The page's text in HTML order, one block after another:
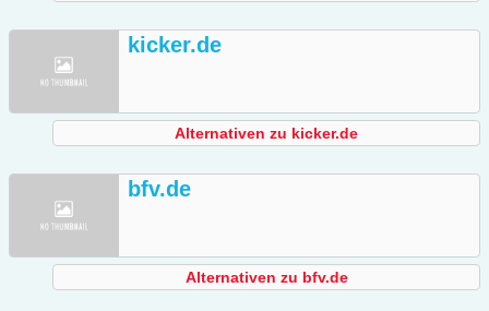
kicker.de
Alternativen zu kicker.de
bfv.de
Alternativen zu bfv.de